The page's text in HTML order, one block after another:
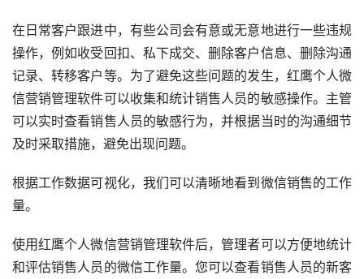
在日常客户跟进中，有些公司会有意或无意地进行一些违规
操作，例如收受回扣、私下成交、删除客户信息、删除沟通
记录、转移客户等。为了避免这些问题的发生，红鹰个人微
信营销管理软件可以收集和统计销售人员的敏感操作。主管
可以实时查看销售人员的敏感行为，并根据当时的沟通细节
及时采取措施，避免出现问题。
根据工作数据可视化，我们可以清晰地看到微信销售的工作
量。
使用红鹰个人微信营销管理软件后，管理者可以方便地统计
和评估销售人员的微信工作量。您可以查看销售人员的新客